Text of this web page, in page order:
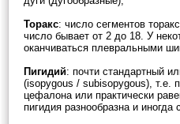
Торакс: число сегментов
число бывает от 2 до 18. У
оканчиваться плевральными
Пигидий: почти стандартный
(isopygous / subisopygous), т.е.
цефалона или практически
пигидия разнообразна и иногда